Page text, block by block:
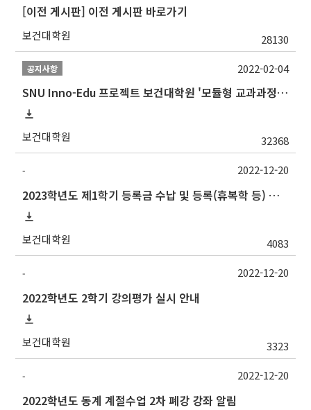
[이전 게시판] 이전 게시판 바로가기
보건대학원 28130
공지사항
SNU Inno-Edu 프로젝트 보건대학원 '모듈형 교과과정' 안내(revised 2022/2/28)
보건대학원 32368
2022-02-04
-
2023학년도 제1학기 등록금 수납 및 등록(휴복학 등) 일정 안내(등록금 납부 일정 추가)
보건대학원 4083
2022-12-20
-
2022학년도 2학기 강의평가 실시 안내
보건대학원 3323
2022-12-20
-
2022학년도 동계 계절수업 2차 폐강 강좌 알림
2022-12-20